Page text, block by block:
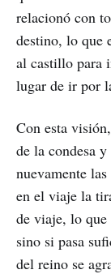
relacionó con
destino, lo que
al castillo para
lugar de ir por
Con esta
de la condesa
nuevamente
en el viaje la
de viaje, lo que
sino si pasa
del reino se